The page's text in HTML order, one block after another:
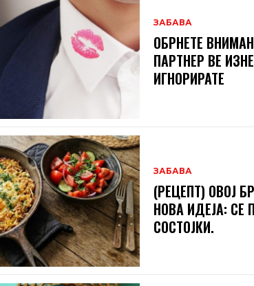
ЗАБАВА
ОБРНЕТЕ
ПАРТНЕР ВЕ
ИГНОРИРАТЕ
ЗАБАВА
(РЕЦЕПТ) ОВОЈ
НОВА ИДЕЈА: СЕ
СОСТОЈКИ.